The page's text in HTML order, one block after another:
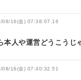
08/16(金) 07:38:07.16
本人や運営どうこうじ
08/16(金) 07:40:32.51